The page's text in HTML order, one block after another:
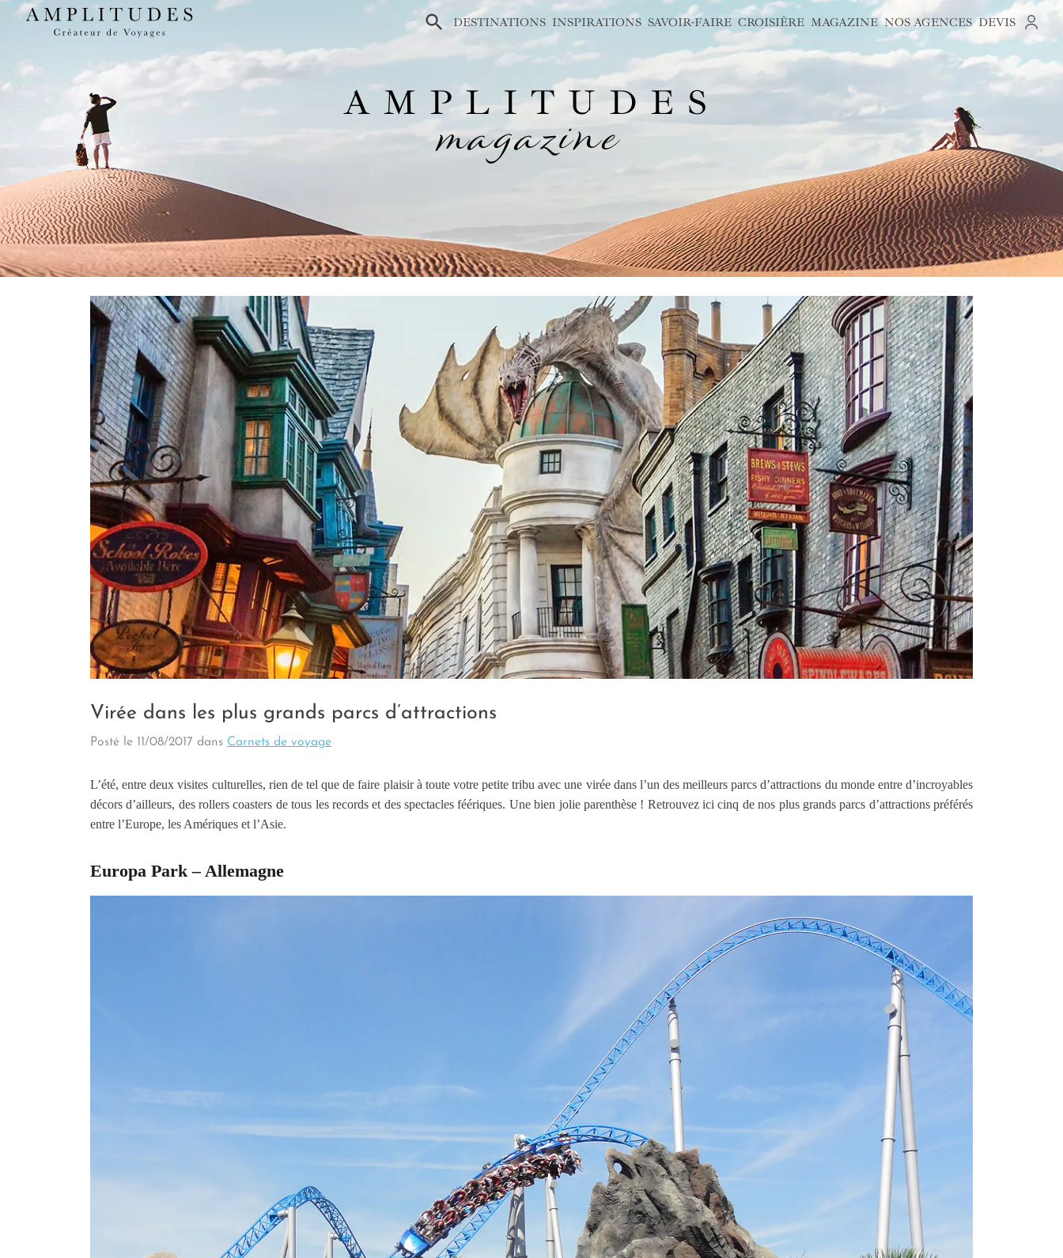
× DESTINATIONS INSPIRATIONS SAVOIR-FAIRE CROISIÈRE MAGAZINE NOS AGENCES DEVIS
AMPLITUDES
magazine
Virée dans les plus grands parcs d’attractions
Posté le 11/08/2017 dans Carnets de voyage
L’été, entre deux visites culturelles, rien de tel que de faire plaisir à toute votre petite tribu avec une virée dans l’un des meilleurs parcs d’attractions du monde entre d’incroyables
décors d’ailleurs, des rollers coasters de tous les records et des spectacles féériques. Une bien jolie parenthèse ! Retrouvez ici cinq de nos plus grands parcs d’attractions préférés
entre l’Europe, les Amériques et l’Asie.
Europa Park – Allemagne